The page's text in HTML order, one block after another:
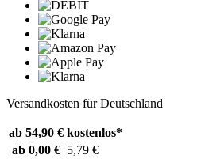
Versandkosten für Deutschland
ab 54,90 € kostenlos*
ab 0,00 € 5,79 €